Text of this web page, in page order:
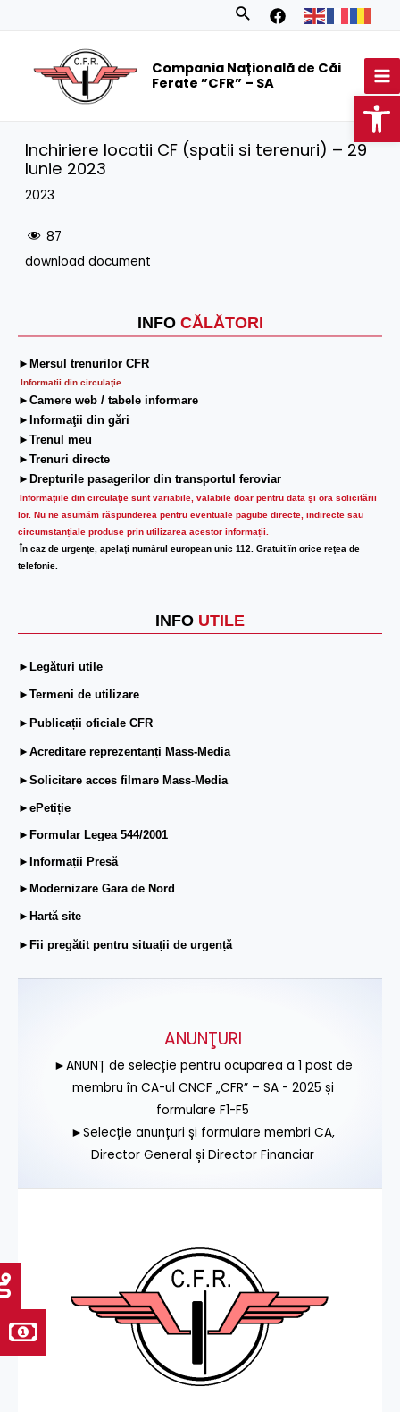
Search
Compania Națională de Căi
Ferate ”CFR” – SA
INFO CĂLĂTORI
►Mersul trenurilor CFR
Informatii din circulaţie
►Camere web / tabele informare
►Informaţii din gări
►Trenul meu
►Trenuri directe
►Drepturile pasagerilor din transportul feroviar
Informaţiile din circulaţie sunt variabile, valabile doar pentru data şi ora solicitării
lor. Nu ne asumăm răspunderea pentru eventuale pagube directe, indirecte sau
circumstanțiale produse prin utilizarea acestor informații.
În caz de urgenţe, apelaţi numărul european unic 112. Gratuit în orice reţea de
telefonie.
INFO UTILE
►Legături utile
►Termeni de utilizare
►Publicații oficiale CFR
►Acreditare reprezentanți Mass-Media
►Solicitare acces filmare Mass-Media
►ePetiție
►Formular Legea 544/2001
►Informații Presă
►Modernizare Gara de Nord
►Hartă site
►Fii pregătit pentru situații de urgență
Inchiriere locatii CF (spatii si terenuri) – 29
Iunie 2023
2023
87
download document
ANUNŢURI
►ANUNȚ de selecție pentru ocuparea a 1 post de
membru în CA-ul CNCF „CFR” – SA - 2025 și
formulare F1-F5
►Selecție anunțuri și formulare membri CA,
Director General și Director Financiar